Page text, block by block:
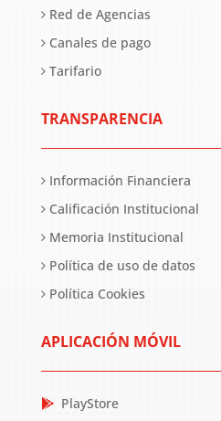
Red de Agencias
Canales de pago
Tarifario
TRANSPARENCIA
Información Financiera
Calificación Institucional
Memoria Institucional
Política de uso de datos
Política Cookies
APLICACIÓN MÓVIL
PlayStore